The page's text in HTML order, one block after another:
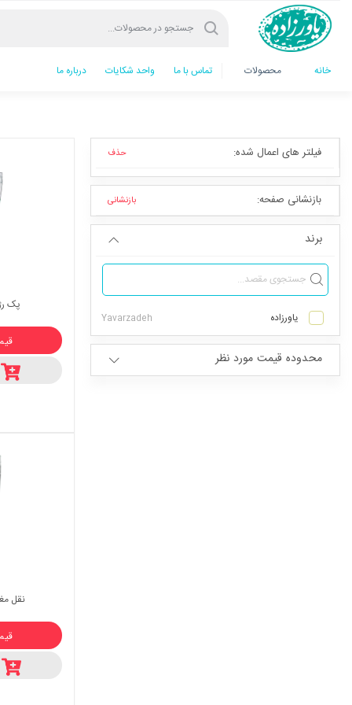
خانه محصولات تماس با ما واحد شکایات درباره ما
فیلتر های اعمال شده: حذف
بازنشانی صفحه: بازنشانی
برند
یاورزاده
محدوده قیمت مورد نظر
پک
قیمت
نقل
قیمت